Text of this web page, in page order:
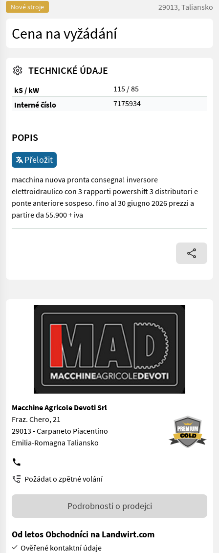
Nové stroje 29013, Taliansko
Cena na vyžádání
TECHNICKÉ ÚDAJE
kS / kW
115 / 85
Interné číslo
7175934
POPIS
Přeložit
macchina nuova pronta consegna! inversore
elettroidraulico con 3 rapporti powershift 3 distributori e
ponte anteriore sospeso. fino al 30 giugno 2026 prezzi a
partire da 55.900 + iva
macchina nuova pronta consegna! inversore elettroidraulico
Macchine Agricole Devoti Srl
Fraz. Chero, 21
29013 - Carpaneto Piacentino
Emilia-Romagna Taliansko
Požádat o zpětné volání
Podrobnosti o prodejci
Od letos Obchodníci na Landwirt.com
Ověřené kontaktní údaje